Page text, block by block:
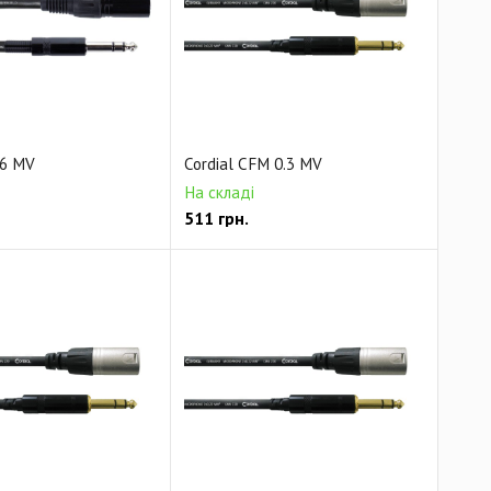
акустический кабель
Готовый MIDI кабель
MV
Cordial CFM 0.3 MV
На складі
511 грн.